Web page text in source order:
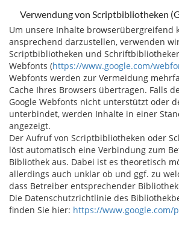
Verwendung von Scriptbibliotheken
Um unsere Inhalte browserübergreifend
ansprechend darzustellen, verwenden
Scriptbibliotheken und
Webfonts (https://www.google.com/
Webfonts werden zur Vermeidung
Cache Ihres Browsers übertragen. Falls
Google Webfonts nicht unterstützt oder
unterbindet, werden Inhalte in einer
angezeigt.
Der Aufruf von Scriptbibliotheken oder
löst automatisch eine Verbindung zum
Bibliothek aus. Dabei ist es theoretisch
allerdings auch unklar ob und ggf. zu
dass Betreiber entsprechender
Die Datenschutzrichtlinie des
finden Sie hier: https://www.google.com/